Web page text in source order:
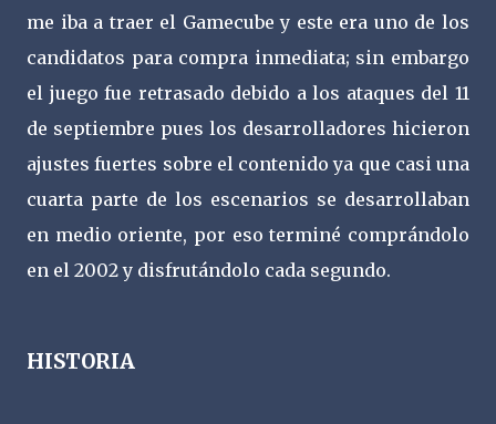
me iba a traer el Gamecube y este era uno de los
candidatos para compra inmediata; sin embargo
el juego fue retrasado debido a los ataques del 11
de septiembre pues los desarrolladores hicieron
ajustes fuertes sobre el contenido ya que casi una
cuarta parte de los escenarios se desarrollaban
en medio oriente, por eso terminé comprándolo
en el 2002 y disfrutándolo cada segundo.
HISTORIA